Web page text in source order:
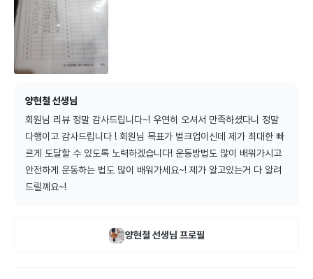
양현철 선생님
회원님 리뷰 정말 감사드립니다~! 우연히 오셔서 만족하셨다니 정말
다행이고 감사드립니다 ! 회원님 목표가 벌크업이신데 제가 최대한 빠
르게 도달할 수 있도록 노력하겠습니다! 운동방법도 많이 배워가시고
안전하게 운동하는 법도 많이 배워가세요~! 제가 알고있는거 다 알려
드릴꼐요~!
양현철 선생님 프로필